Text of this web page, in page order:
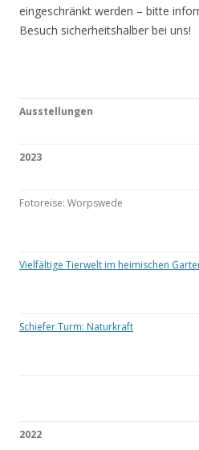
eingeschränkt werden – bitte
Besuch sicherheitshalber bei uns!
Ausstellungen
2023
Fotoreise: Worpswede
Vielfältige Tierwelt im heimischen
Schiefer Turm: Naturkraft
2022